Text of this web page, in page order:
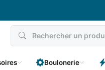
Boulonerie